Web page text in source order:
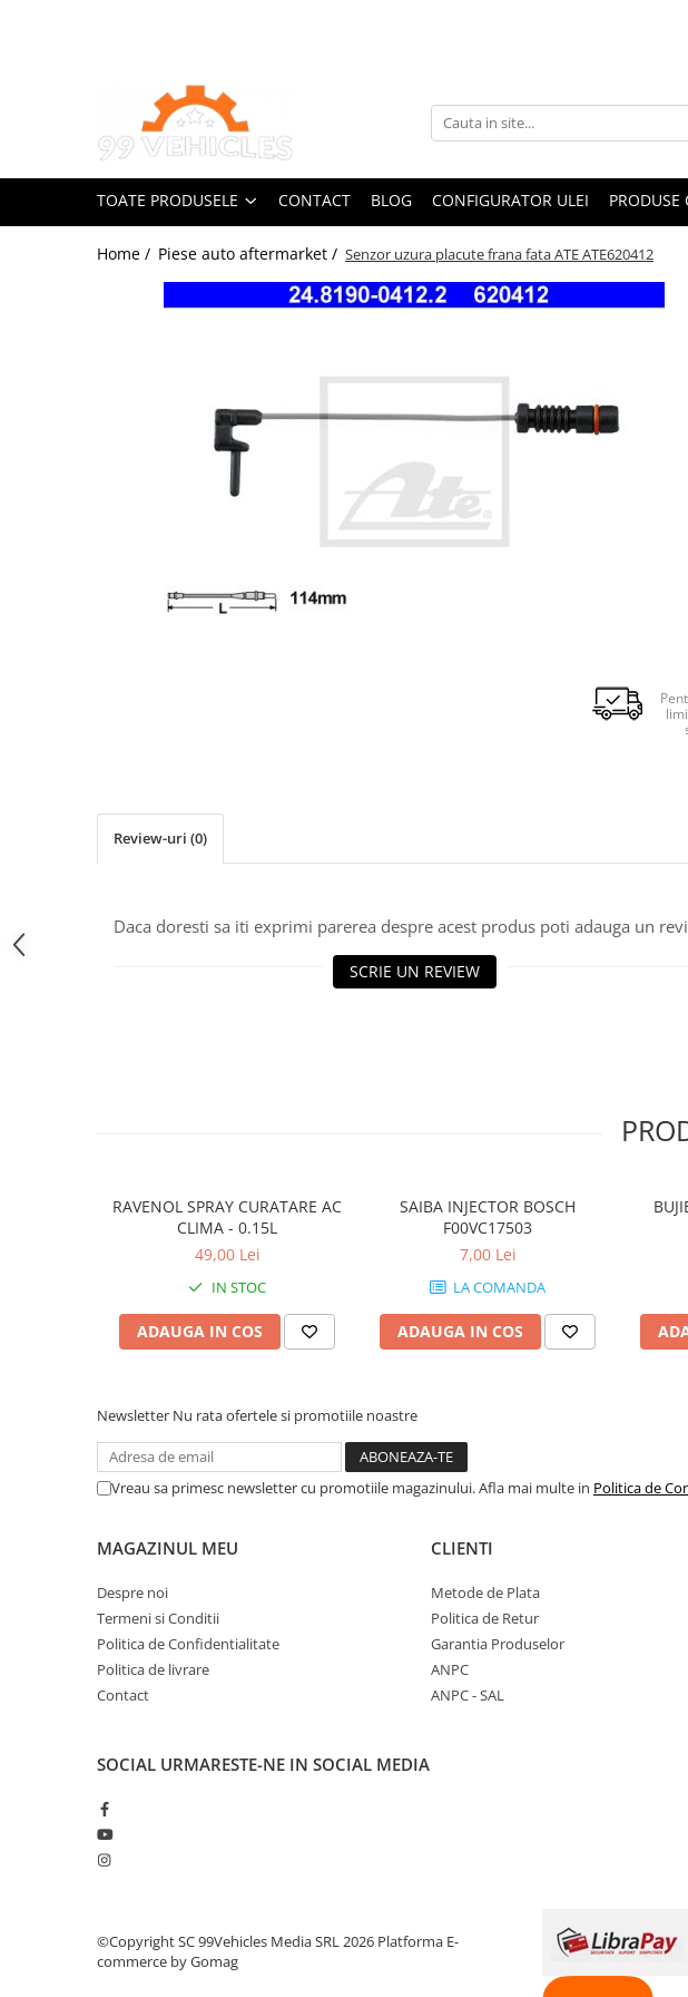
Accesorii Motociclete & Scutere
Aditivi
Produse cosmetica 99Vehicles
Ulei motociclete
Uleiuri de motor
0W30
Uleiuri hidraulice
Uleiuri speciale
Vaseline/Paste Termorezistente
TOATE PRODUSELE CONTACT BLOG CONFIGURATOR ULEI PRODUSE
Home / Piese auto aftermarket / Senzor uzura placute frana fata ATE ATE620412
Review-uri (0)
Daca doresti sa iti exprimi parerea despre acest produs poti adauga un
SCRIE UN REVIEW
RAVENOL SPRAY CURATARE AC
CLIMA - 0.15L
49,00 Lei
IN STOC
ADAUGA IN COS
SAIBA INJECTOR BOSCH
F00VC17503
7,00 Lei
LA COMANDA
ADAUGA IN COS
Newsletter Nu rata ofertele si promotiile noastre
Vreau sa primesc newsletter cu promotiile magazinului. Afla mai multe in Politica de
MAGAZINUL MEU
Despre noi
Termeni si Conditii
Politica de Confidentialitate
Politica de livrare
Contact
CLIENTI
Metode de Plata
Politica de Retur
Garantia Produselor
ANPC
ANPC - SAL
SOCIAL URMARESTE-NE IN SOCIAL MEDIA
©Copyright SC 99Vehicles Media SRL 2026 Platforma E-
commerce by Gomag